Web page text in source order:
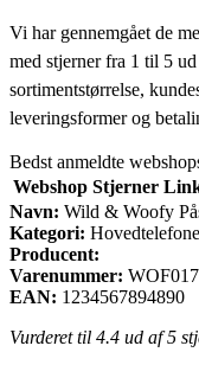
Vi har gennemgået de
med stjerner fra 1 til 5
sortimentstørrelse,
leveringsformer og
Bedst anmeldte
Webshop Stjerner
Navn: Wild & Woofy
Kategori:
Producent:
Varenummer: WOF017
EAN: 1234567894890
Vurderet til 4.4 ud af 5